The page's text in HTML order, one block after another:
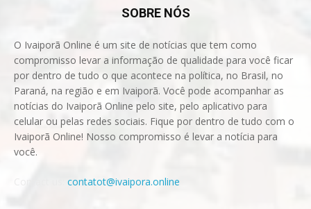
SOBRE NÓS
O Ivaiporã Online é um site de notícias que tem como
compromisso levar a informação de qualidade para você ficar
por dentro de tudo o que acontece na política, no Brasil, no
Paraná, na região e em Ivaiporã. Você pode acompanhar as
notícias do Ivaiporã Online pelo site, pelo aplicativo para
celular ou pelas redes sociais. Fique por dentro de tudo com o
Ivaiporã Online! Nosso compromisso é levar a notícia para
você.
contatot@ivaipora.online